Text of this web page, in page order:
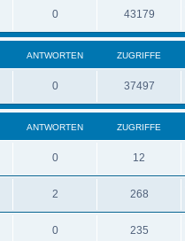
0 43179
ANTWORTEN ZUGRIFFE
0 37497
ANTWORTEN ZUGRIFFE
0 12
2 268
0 235